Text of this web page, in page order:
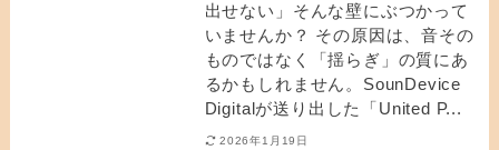
出せない」そんな壁にぶつかって
いませんか？ その原因は、音その
ものではなく「揺らぎ」の質にあ
るかもしれません。SounDevice
Digitalが送り出した「United P...
2026年1月19日